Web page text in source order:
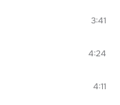
3:41
4:24
4:11